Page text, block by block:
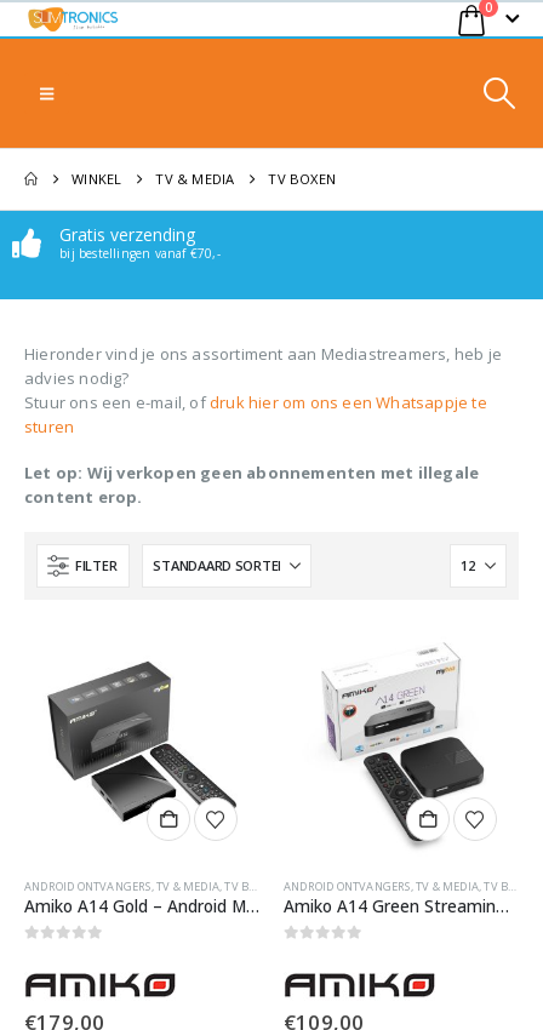
0
WINKEL TV & MEDIA TV BOXEN
Gratis verzending
bij bestellingen vanaf €70,-
Hieronder vind je ons assortiment aan Mediastreamers, heb je
advies nodig?
Stuur ons een e-mail, ofdruk hier om ons een Whatsappje te
sturen
Let op: Wij verkopen geen abonnementen met illegale
content erop.
FILTER
ANDROID ONTVANGERS,TV & MEDIA,TV BOXEN
Amiko A14 Gold – Android Media streamer – Android 14
€179,00
ANDROID ONTVANGERS,TV & MEDIA,TV BOXEN
Amiko A14 Green Streaming UHD IPTV Box
€109,00